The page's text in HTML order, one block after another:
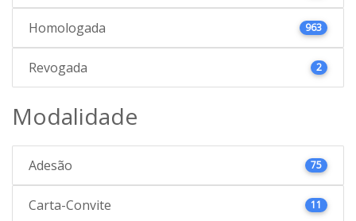
Homologada 963
Revogada 2
Modalidade
Adesão 75
Carta-Convite 11